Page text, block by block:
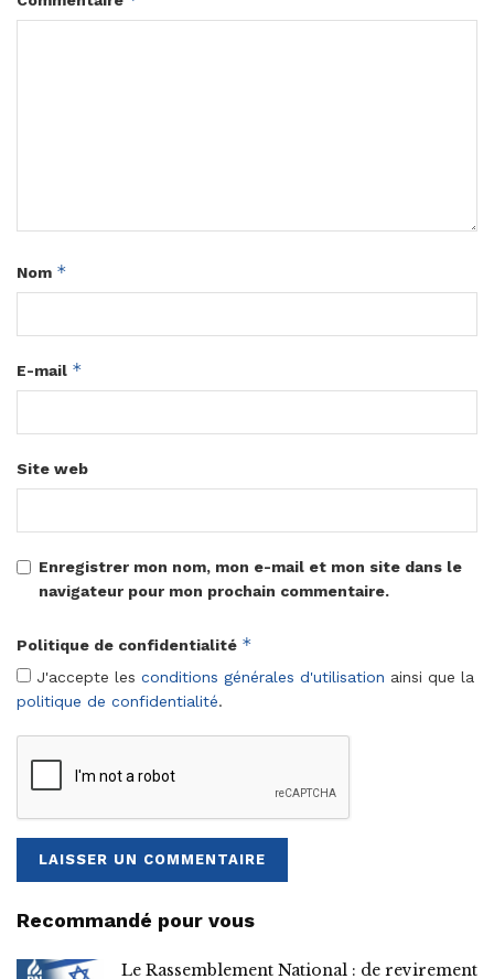
Nom *
E-mail *
Site web
Enregistrer mon nom, mon e-mail et mon site dans le
navigateur pour mon prochain commentaire.
Politique de confidentialité *
J'accepte les conditions générales d'utilisation ainsi que la
politique de confidentialité.
Recommandé pour vous
Le Rassemblement National : de revirement